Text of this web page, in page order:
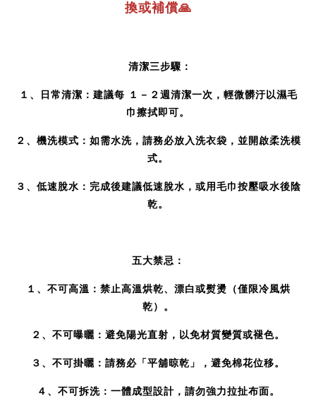
換或補償🙏
清潔三步驟：
１、日常清潔：建議每 １－２週清潔一次，輕微髒汙以濕毛
巾擦拭即可。
２、機洗模式：如需水洗，請務必放入洗衣袋，並開啟柔洗模
式。
３、低速脫水：完成後建議低速脫水，或用毛巾按壓吸水後陰
乾。
五大禁忌：
１、 不可高溫：禁止高溫烘乾、漂白或熨燙（僅限冷風烘
乾）。
２、 不可曝曬：避免陽光直射，以免材質變質或褪色。
３、 不可掛曬：請務必「平舖晾乾」，避免棉花位移。
４、 不可拆洗：一體成型設計，請勿強力拉扯布面。